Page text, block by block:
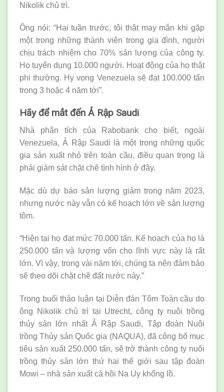
Nikolik chủ trì.
Ông nói: “Hai tuần trước, tôi thật may mắn khi gặp
một trong những thành viên trong gia đình, người
chịu trách nhiệm cho 70% sản lượng của công ty.
Họ tuyển dụng 10.000 người. Hoạt động của họ thật
phi thường. Hy vọng Venezuela sẽ đạt 100.000 tấn
trong 3 hoặc 4 năm tới”.
Hãy để mắt đến Ả Rập Saudi
Nhà phân tích của Rabobank cho biết, ngoài
Venezuela, Ả Rập Saudi là một trong những quốc
gia sản xuất nhỏ trên toàn cầu, điều quan trọng là
phải giám sát chặt chẽ tình hình ở đây.
Mặc dù dự báo sản lượng giảm trong năm 2023,
nhưng nước này vẫn có kế hoạch lớn về sản lượng
tôm.
“Hiện tại họ đạt mức 70.000 tấn. Kế hoạch của họ là
250.000 tấn và lượng vốn cho lĩnh vực này là rất
lớn. Vì vậy, trong vài năm tới, chúng ta nên đảm bảo
sẽ theo dõi chặt chẽ đất nước này.”
Trong buổi thảo luận tại Diễn đàn Tôm Toàn cầu do
ông Nikolik chủ trì tại Utrecht, công ty nuôi trồng
thủy sản lớn nhất Ả Rập Saudi, Tập đoàn Nuôi
trồng Thủy sản Quốc gia (NAQUA), đã công bố mục
tiêu sản xuất 250.000 tấn, sẽ trở thành công ty nuôi
trồng thủy sản lớn thứ hai thế giới sau tập đoàn
Mowi – nhà sản xuất cá hồi Na Uy khổng lồ.